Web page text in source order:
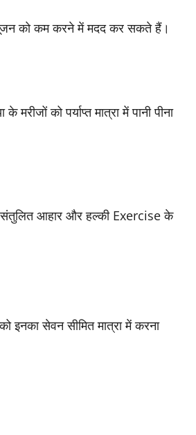
को कम करने में मदद कर सकते हैं।
को पर्याप्त मात्रा में पानी पीना
संतुलित आहार और हल्की Exercise के
इनका सेवन सीमित मात्रा में करना